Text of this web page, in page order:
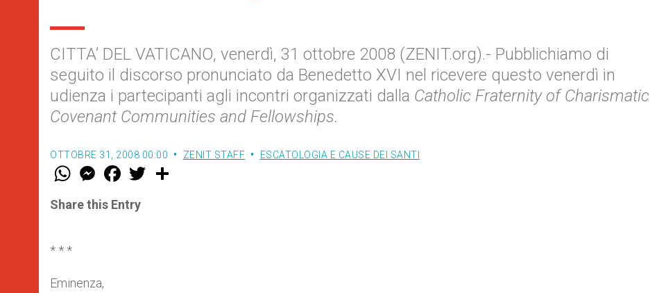
CITTA’ DEL VATICANO, venerdì, 31 ottobre 2008 (ZENIT.org).- Pubblichiamo di
seguito il discorso pronunciato da Benedetto XVI nel ricevere questo venerdì in
udienza i partecipanti agli incontri organizzati dalla Catholic Fraternity of Charismatic
Covenant Communities and Fellowships.
OTTOBRE 31, 2008 00:00 ZENIT STAFF ESCATOLOGIA E CAUSE DEI SANTI
W
t
s
M
e
s
e
F
a
e
b
w
Share this Entry
* * *
Eminenza,